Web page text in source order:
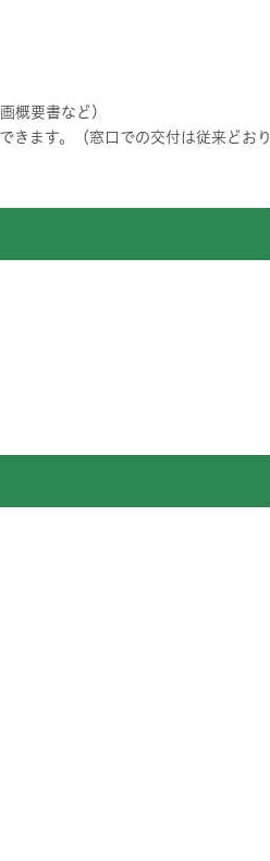
概要書など)
きます。（窓口での交付は従来どおり